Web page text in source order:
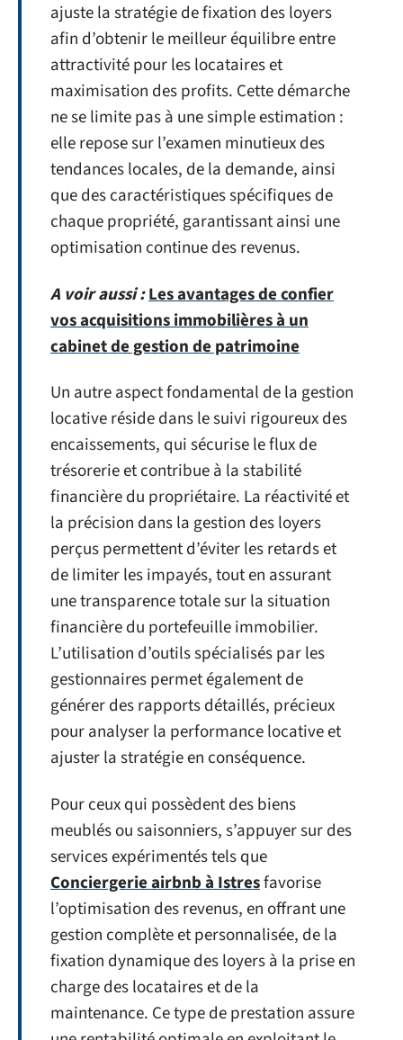
ajuste la stratégie de fixation des loyers
afin d’obtenir le meilleur équilibre entre
attractivité pour les locataires et
maximisation des profits. Cette démarche
ne se limite pas à une simple estimation :
elle repose sur l’examen minutieux des
tendances locales, de la demande, ainsi
que des caractéristiques spécifiques de
chaque propriété, garantissant ainsi une
optimisation continue des revenus.
A voir aussi :Les avantages de confier
vos acquisitions immobilières à un
cabinet de gestion de patrimoine
Un autre aspect fondamental de la gestion
locative réside dans le suivi rigoureux des
encaissements, qui sécurise le flux de
trésorerie et contribue à la stabilité
financière du propriétaire. La réactivité et
la précision dans la gestion des loyers
perçus permettent d’éviter les retards et
de limiter les impayés, tout en assurant
une transparence totale sur la situation
financière du portefeuille immobilier.
L’utilisation d’outils spécialisés par les
gestionnaires permet également de
générer des rapports détaillés, précieux
pour analyser la performance locative et
ajuster la stratégie en conséquence.
Pour ceux qui possèdent des biens
meublés ou saisonniers, s’appuyer sur des
services expérimentés tels que
Conciergerie airbnb à Istresfavorise
l’optimisation des revenus, en offrant une
gestion complète et personnalisée, de la
fixation dynamique des loyers à la prise en
charge des locataires et de la
maintenance. Ce type de prestation assure